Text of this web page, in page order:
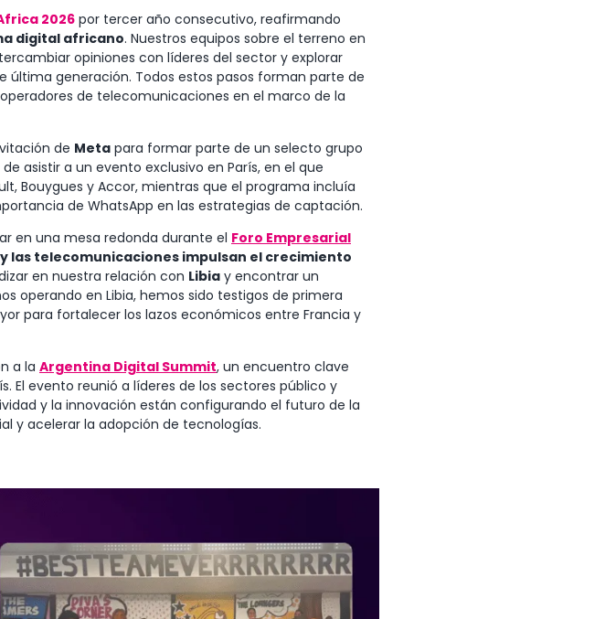
2026 por tercer año consecutivo, reafirmando
digital africano. Nuestros equipos sobre el terreno en
opiniones con líderes del sector y explorar
última generación. Todos estos pasos forman parte de
de telecomunicaciones en el marco de la
de Meta para formar parte de un selecto grupo
asistir a un evento exclusivo en París, en el que
Bouygues y Accor, mientras que el programa incluía
de WhatsApp en las estrategias de captación.
en una mesa redonda durante el Foro Empresarial
las telecomunicaciones impulsan el crecimiento
en nuestra relación con Libia y encontrar un
operando en Libia, hemos sido testigos de primera
para fortalecer los lazos económicos entre Francia y
a la Argentina Digital Summit, un encuentro clave
El evento reunió a líderes de los sectores público y
y la innovación están configurando el futuro de la
y acelerar la adopción de tecnologías.